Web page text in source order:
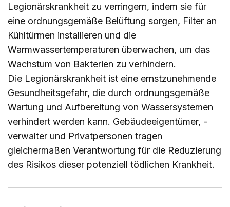
Legionärskrankheit zu verringern, indem sie für
eine ordnungsgemäße Belüftung sorgen, Filter an
Kühltürmen installieren und die
Warmwassertemperaturen überwachen, um das
Wachstum von Bakterien zu verhindern.
Die Legionärskrankheit ist eine ernstzunehmende
Gesundheitsgefahr, die durch ordnungsgemäße
Wartung und Aufbereitung von Wassersystemen
verhindert werden kann. Gebäudeeigentümer, -
verwalter und Privatpersonen tragen
gleichermaßen Verantwortung für die Reduzierung
des Risikos dieser potenziell tödlichen Krankheit.